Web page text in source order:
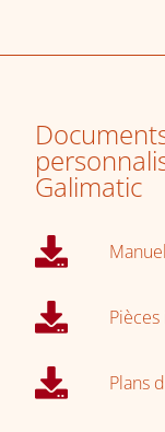
Galimatic
Plans